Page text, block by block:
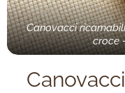
Canovacci
croce